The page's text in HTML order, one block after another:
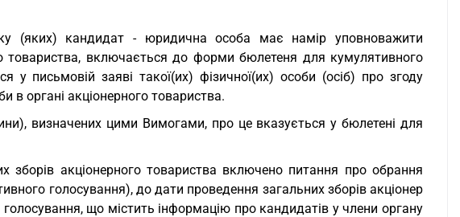
(яких) кандидат - юридична особа має намір уповноважити
товариства, включається до форми бюлетеня для кумулятивного
у письмовій заяві такої(их) фізичної(их) особи (осіб) про згоду
в органі акціонерного товариства.
визначених цими Вимогами, про це вказується у бюлетені для
акціонерного товариства включено питання про обрання
голосування), до дати проведення загальних зборів акціонер
що містить інформацію про кандидатів у члени органу